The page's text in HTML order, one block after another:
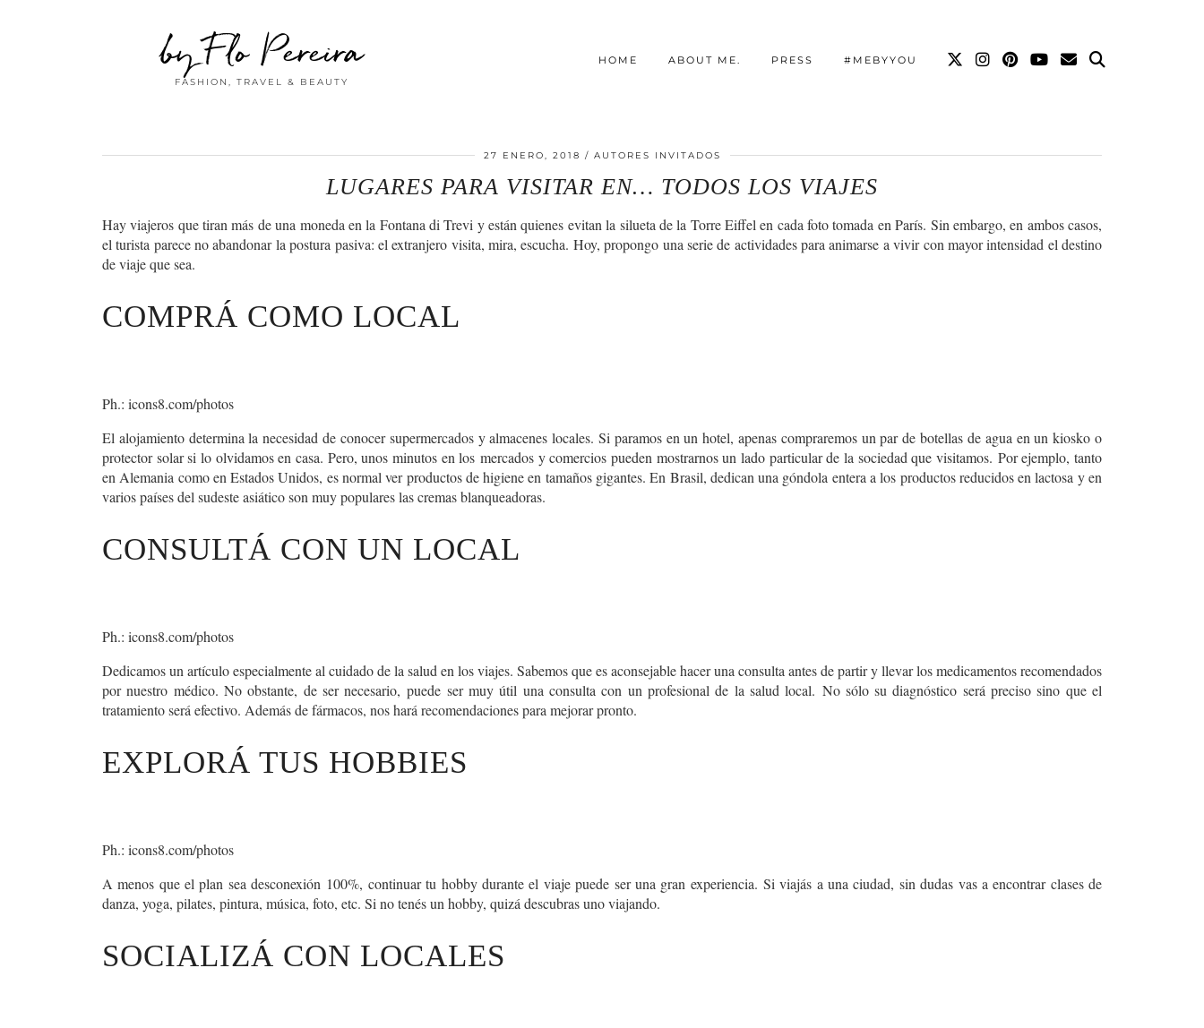
by Flo Pereira
FASHION, TRAVEL & BEAUTY
HOME ABOUT ME. PRESS #MEBYYOU
27 ENERO, 2018 AUTORES INVITADOS
LUGARES PARA VISITAR EN… TODOS LOS VIAJES
Hay viajeros que tiran más de una moneda en la Fontana di Trevi y están quienes evitan la silueta de la Torre Eiffel en cada foto tomada en París. Sin embargo, en ambos casos,
el turista parece no abandonar la postura pasiva: el extranjero visita, mira, escucha. Hoy, propongo una serie de actividades para animarse a vivir con mayor intensidad el destino
de viaje que sea.
COMPRÁ COMO LOCAL
Ph.: icons8.com/photos
El alojamiento determina la necesidad de conocer supermercados y almacenes locales. Si paramos en un hotel, apenas compraremos un par de botellas de agua en un kiosko o
protector solar si lo olvidamos en casa. Pero, unos minutos en los mercados y comercios pueden mostrarnos un lado particular de la sociedad que visitamos. Por ejemplo, tanto
en Alemania como en Estados Unidos, es normal ver productos de higiene en tamaños gigantes. En Brasil, dedican una góndola entera a los productos reducidos en lactosa y en
varios países del sudeste asiático son muy populares las cremas blanqueadoras.
CONSULTÁ CON UN LOCAL
Ph.: icons8.com/photos
Dedicamos un artículo especialmente al cuidado de la salud en los viajes. Sabemos que es aconsejable hacer una consulta antes de partir y llevar los medicamentos recomendados
por nuestro médico. No obstante, de ser necesario,puede ser muy útil una consulta con un profesional de la salud local. No sólo su diagnóstico será preciso sino que el
tratamiento será efectivo. Además de fármacos, nos hará recomendaciones para mejorar pronto.
EXPLORÁ TUS HOBBIES
Ph.: icons8.com/photos
A menos que el plan sea desconexión 100%, continuar tu hobby durante el viaje puede ser una gran experiencia. Si viajás a una ciudad, sin dudas vas a encontrar clases de
danza, yoga, pilates, pintura, música, foto, etc. Si no tenés un hobby, quizá descubras uno viajando.
SOCIALIZÁ CON LOCALES